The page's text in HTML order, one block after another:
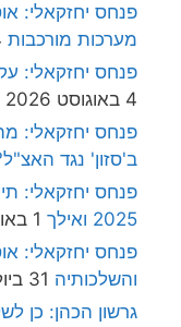
פנחס יחזקאלי:
מערכות מורכבות 4
פנחס יחזקאלי:
4 באוגוסט 2026
פנחס יחזקאלי:
ב'סזון' נגד
פנחס יחזקאלי:
2025 ואילך
1 באוגוסט 2026
פנחס יחזקאלי:
והשלכותיה 31 ביולי 2026
גרשון הכהן: כן